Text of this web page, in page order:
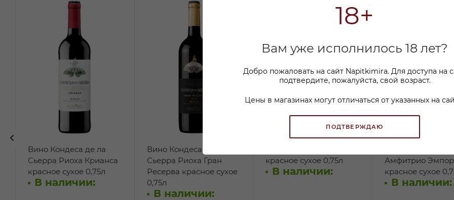
18+
Вам уже исполнилось 18 лет?
Добро пожаловать на сайт Napitkimira. Для доступа на
подтвердите, пожалуйста, свой возраст.
Цены в магазинах могут отличаться от указанных на
ПОДТВЕРЖДАЮ
Вино Кондеса де ла
Сьерра Риоха Крианса
красное сухое 0,75л
В наличии:
Вино Кондеса де ла
Сьерра Риоха Гран
Ресерва красное сухое
0,75л
В наличии:
красное сухое 0,75л
В наличии:
Амфитрио
красное сухое
В наличии: